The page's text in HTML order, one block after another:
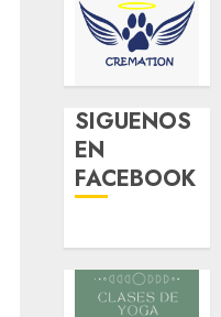
SIGUENOS
EN
FACEBOOK